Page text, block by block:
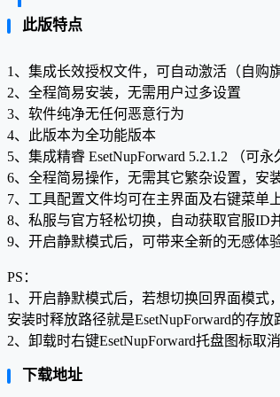
此版特点
1、集成长效授权文件，可自动激活（自购
2、全程简易安装，无需用户过多设置
3、软件纯净无任何恶意行为
4、此版本为全功能版本
5、集成精睿 EsetNupForward 5.2.1.2 （可永
6、全程简易操作，无需其它繁杂设置，安
7、工具配置文件均可在主界面及右键菜单
8、私服与官方轻松切换，自动获取官服ID
9、开启静默模式后，可带来全新的无感体
PS：
1、开启静默模式后，若想切换回界面模式
安装时释放路径就是EsetNupForward的存放
2、卸载时右键EsetNupForward托盘图标取
下载地址